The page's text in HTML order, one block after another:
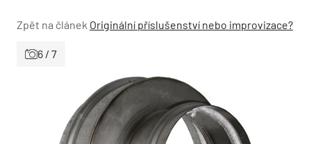
Zpět na článek Originální příslušenství nebo improvizace?
6 / 7